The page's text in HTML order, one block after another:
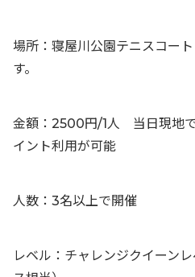
場所：寝屋川公園テニスコー
す。
金額：2500円/1人 当日現地
イント利用が可能
人数：3名以上で開催
レベル：チャレンジクイーン